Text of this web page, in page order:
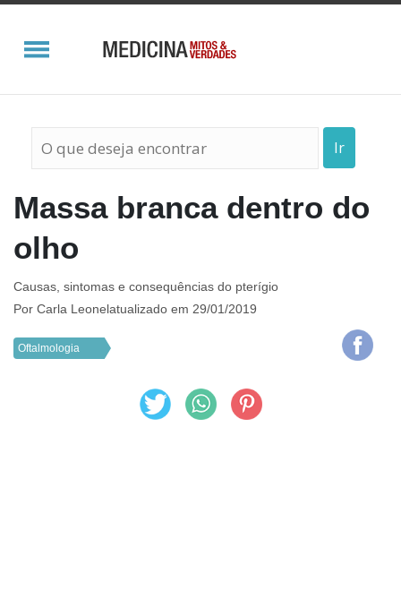
Ir
Massa branca dentro do
olho
Causas, sintomas e consequências do pterígio
Por Carla Leonelatualizado em 29/01/2019
Oftalmologia